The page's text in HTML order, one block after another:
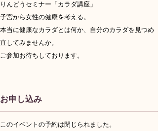
りんどうセミナー「カラダ講座」
子宮から女性の健康を考える。
本当に健康なカラダとは何か、自分のカラダを見つめ
直してみませんか。
ご参加お待ちしております。
お申し込み
このイベントの予約は閉じられました。